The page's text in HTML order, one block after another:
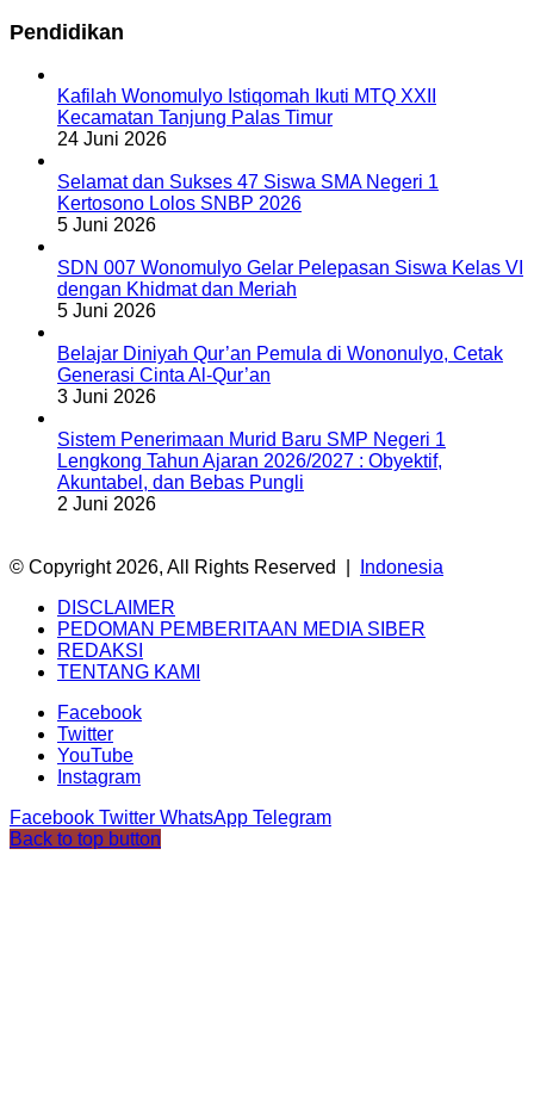
Pendidikan
Kafilah Wonomulyo Istiqomah Ikuti MTQ XXII
Kecamatan Tanjung Palas Timur
24 Juni 2026
Selamat dan Sukses 47 Siswa SMA Negeri 1
Kertosono Lolos SNBP 2026
5 Juni 2026
SDN 007 Wonomulyo Gelar Pelepasan Siswa Kelas VI
dengan Khidmat dan Meriah
5 Juni 2026
Belajar Diniyah Qur’an Pemula di Wononulyo, Cetak
Generasi Cinta Al-Qur’an
3 Juni 2026
Sistem Penerimaan Murid Baru SMP Negeri 1
Lengkong Tahun Ajaran 2026/2027 : Obyektif,
Akuntabel, dan Bebas Pungli
2 Juni 2026
© Copyright 2026, All Rights Reserved |
Indonesia
DISCLAIMER
PEDOMAN PEMBERITAAN MEDIA SIBER
REDAKSI
TENTANG KAMI
Facebook
Twitter
YouTube
Instagram
Facebook Twitter WhatsApp Telegram
Back to top button